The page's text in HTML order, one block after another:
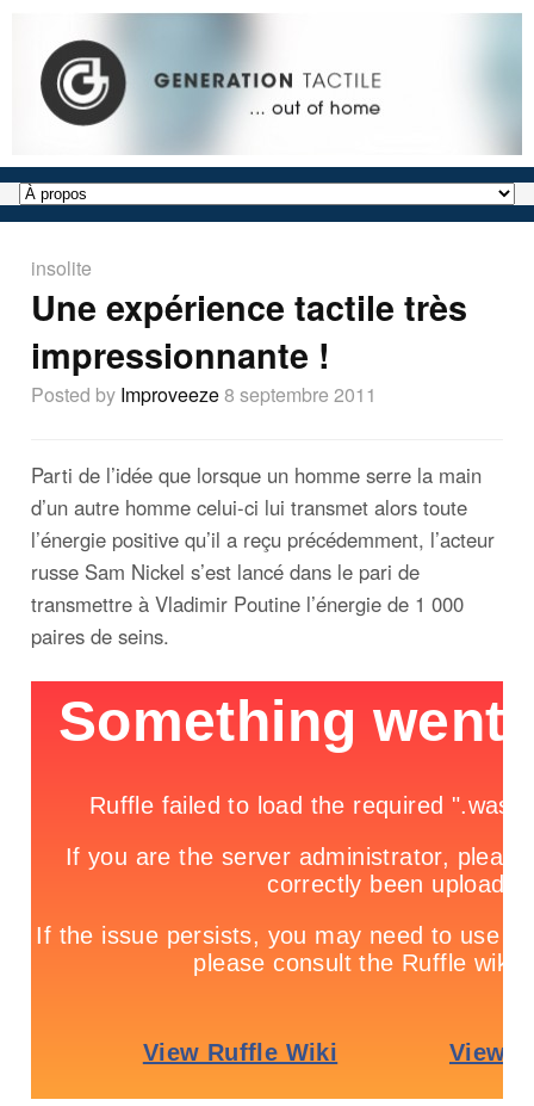
insolite
Une expérience tactile très
impressionnante !
Posted by Improveeze8 septembre 2011
Parti de l’idée que lorsque un homme serre la main
d’un autre homme celui-ci lui transmet alors toute
l’énergie positive qu’il a reçu précédemment, l’acteur
russe Sam Nickel s’est lancé dans le pari de
transmettre à Vladimir Poutine l’énergie de 1 000
paires de seins.